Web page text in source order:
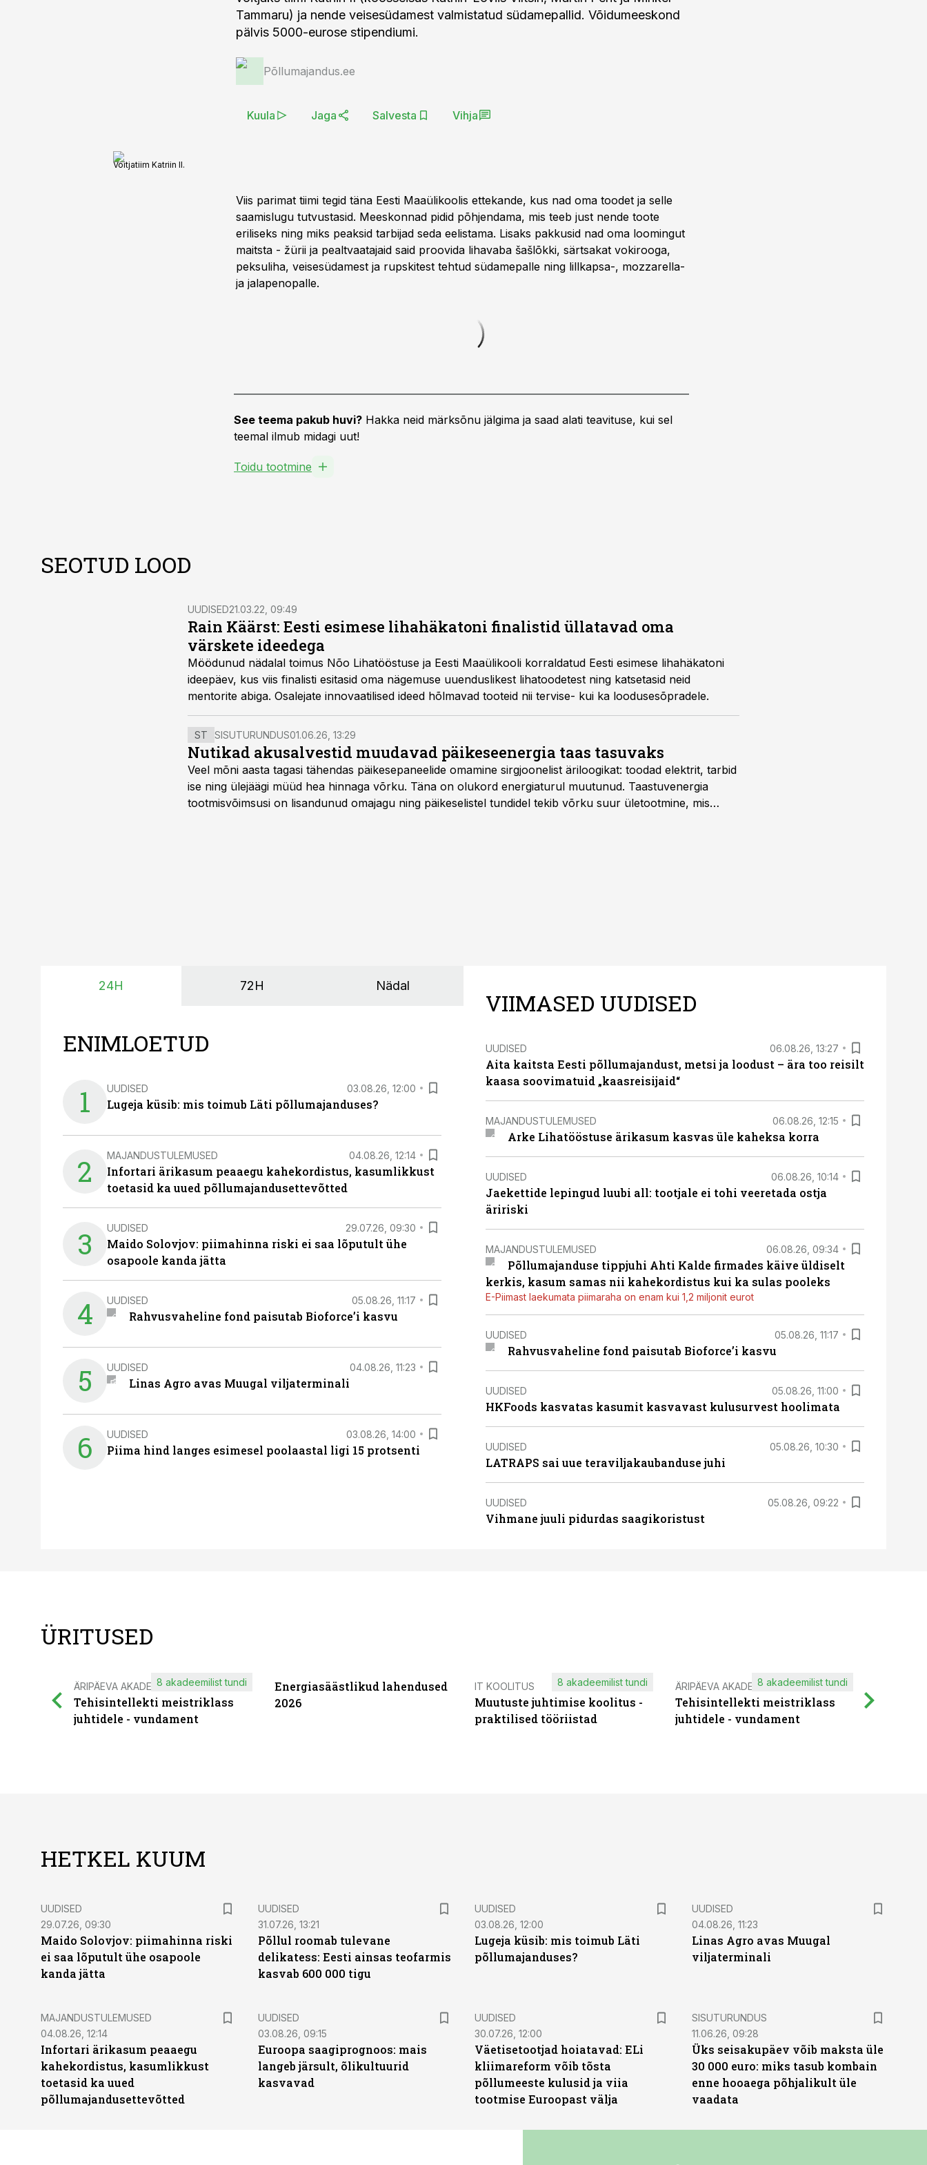
Tammaru) ja nende veisesüdamest valmistatud südamepallid. Võidumeeskond
pälvis 5000-eurose stipendiumi.
Põllumajandus.ee
Kuula Jaga Salvesta Vihja
Võitjatiim Katriin II.
Viis parimat tiimi tegid täna Eesti Maaülikoolis ettekande, kus nad oma toodet ja selle
saamislugu tutvustasid. Meeskonnad pidid põhjendama, mis teeb just nende toote
eriliseks ning miks peaksid tarbijad seda eelistama. Lisaks pakkusid nad oma loomingut
maitsta - žürii ja pealtvaatajaid said proovida lihavaba šašlõkki, särtsakat vokirooga,
peksuliha, veisesüdamest ja rupskitest tehtud südamepalle ning lillkapsa-, mozzarella-
ja jalapenopalle.
See teema pakub huvi? Hakka neid märksõnu jälgima ja saad alati teavituse, kui sel
teemal ilmub midagi uut!
Toidu tootmine
SEOTUD LOOD
UUDISED21.03.22, 09:49
Rain Käärst: Eesti esimese lihahäkatoni finalistid üllatavad oma
värskete ideedega
Möödunud nädalal toimus Nõo Lihatööstuse ja Eesti Maaülikooli korraldatud Eesti esimese lihahäkatoni
ideepäev, kus viis finalisti esitasid oma nägemuse uuenduslikest lihatoodetest ning katsetasid neid
mentorite abiga. Osalejate innovaatilised ideed hõlmavad tooteid nii tervise- kui ka loodusesõpradele.
ST SISUTURUNDUS01.06.26, 13:29
Nutikad akusalvestid muudavad päikeseenergia taas tasuvaks
Veel mõni aasta tagasi tähendas päikesepaneelide omamine sirgjoonelist äriloogikat: toodad elektrit, tarbid
ise ning ülejäägi müüd hea hinnaga võrku. Täna on olukord energiaturul muutunud. Taastuvenergia
tootmisvõimsusi on lisandunud omajagu ning päikeselistel tundidel tekib võrku suur ületootmine, mis
24H 72H Nädal
ENIMLOETUD
1 UUDISED 03.08.26, 12:00
Lugeja küsib: mis toimub Läti põllumajanduses?
2 MAJANDUSTULEMUSED 04.08.26, 12:14
Infortari ärikasum peaaegu kahekordistus, kasumlikkust
toetasid ka uued põllumajandusettevõtted
3 UUDISED 29.07.26, 09:30
Maido Solovjov: piimahinna riski ei saa lõputult ühe
osapoole kanda jätta
4 UUDISED 05.08.26, 11:17
Rahvusvaheline fond paisutab Bioforce’i kasvu
5 UUDISED 04.08.26, 11:23
Linas Agro avas Muugal viljaterminali
6 UUDISED 03.08.26, 14:00
Piima hind langes esimesel poolaastal ligi 15 protsenti
VIIMASED UUDISED
UUDISED 06.08.26, 13:27
Aita kaitsta Eesti põllumajandust, metsi ja loodust – ära too reisilt
kaasa soovimatuid „kaasreisijaid“
MAJANDUSTULEMUSED 06.08.26, 12:15
Arke Lihatööstuse ärikasum kasvas üle kaheksa korra
UUDISED 06.08.26, 10:14
Jaekettide lepingud luubi all: tootjale ei tohi veeretada ostja
äririski
MAJANDUSTULEMUSED 06.08.26, 09:34
Põllumajanduse tippjuhi Ahti Kalde firmades käive üldiselt
kerkis, kasum samas nii kahekordistus kui ka sulas pooleks
E-Piimast laekumata piimaraha on enam kui 1,2 miljonit eurot
UUDISED 05.08.26, 11:17
Rahvusvaheline fond paisutab Bioforce’i kasvu
UUDISED 05.08.26, 11:00
HKFoods kasvatas kasumit kasvavast kulusurvest hoolimata
UUDISED 05.08.26, 10:30
LATRAPS sai uue teraviljakaubanduse juhi
UUDISED 05.08.26, 09:22
Vihmane juuli pidurdas saagikoristust
ÜRITUSED
ÄRIPÄEVA AKADEEMIA
Tehisintellekti meistriklass
juhtidele - vundament
8 akadeemilist tundi
Energiasäästlikud lahendused
2026
IT KOOLITUS
Muutuste juhtimise koolitus -
praktilised tööriistad
8 akadeemilist tundi ÄRIPÄEVA AKADEEMIA
Tehisintellekti meistriklass
juhtidele - vundament
8 akadeemilist tundi
HETKEL KUUM
UUDISED
29.07.26, 09:30
Maido Solovjov: piimahinna riski
ei saa lõputult ühe osapoole
kanda jätta
UUDISED
31.07.26, 13:21
Põllul roomab tulevane
delikatess: Eesti ainsas teofarmis
kasvab 600 000 tigu
UUDISED
03.08.26, 12:00
Lugeja küsib: mis toimub Läti
põllumajanduses?
UUDISED
04.08.26, 11:23
Linas Agro avas Muugal
viljaterminali
MAJANDUSTULEMUSED
04.08.26, 12:14
Infortari ärikasum peaaegu
kahekordistus, kasumlikkust
toetasid ka uued
põllumajandusettevõtted
UUDISED
03.08.26, 09:15
Euroopa saagiprognoos: mais
langeb järsult, õlikultuurid
kasvavad
UUDISED
30.07.26, 12:00
Väetisetootjad hoiatavad: ELi
kliimareform võib tõsta
põllumeeste kulusid ja viia
tootmise Euroopast välja
ST
SISUTURUNDUS
11.06.26, 09:28
Üks seisakupäev võib maksta üle
30 000 euro: miks tasub kombain
enne hooaega põhjalikult üle
vaadata